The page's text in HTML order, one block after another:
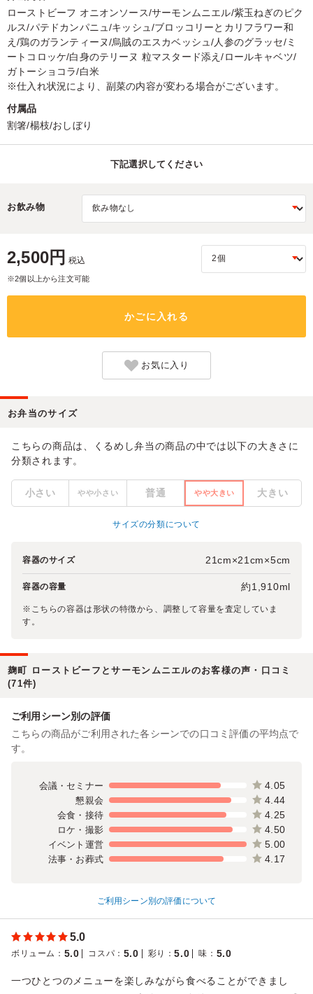
ローストビーフ オニオンソース/サーモンムニエル/紫玉ねぎのピク
ルス/パテドカンパニュ/キッシュ/ブロッコリーとカリフラワー和
え/鶏のガランティーヌ/烏賊のエスカベッシュ/人参のグラッセ/ミ
ートコロッケ/白身のテリーヌ 粒マスタード添え/ロールキャベツ/
ガトーショコラ/白米
※仕入れ状況により、副菜の内容が変わる場合がございます。
付属品
割箸/楊枝/おしぼり
下記選択してください
お飲み物
2,500円 税込
※2個以上から注文可能
かごに入れる
お気に入り
お弁当のサイズ
こちらの商品は、くるめし弁当の商品の中では以下の大きさに
分類されます。
小さい やや小さい 普通 やや大きい 大きい
サイズの分類について
容器のサイズ 21cm×21cm×5cm
容器の容量 約1,910ml
※こちらの容器は形状の特徴から、調整して容量を査定していま
す。
麹町 ローストビーフとサーモンムニエルのお客様の声・口コミ
(71件)
ご利用シーン別の評価
こちらの商品がご利用された各シーンでの口コミ評価の平均点で
す。
会議・セミナー 4.05
懇親会 4.44
会食・接待 4.25
ロケ・撮影 4.50
イベント運営 5.00
法事・お葬式 4.17
ご利用シーン別の評価について
5.0
ボリューム ： 5.0 コスパ ： 5.0 彩り ：5.0 味 ： 5.0
一つひとつのメニューを楽しみながら食べることができまし